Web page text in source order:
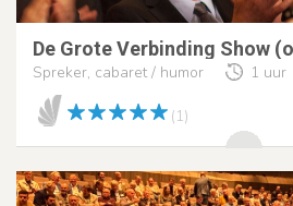
De Grote Verbinding Show
Spreker, cabaret / humor 1 uur
(1)